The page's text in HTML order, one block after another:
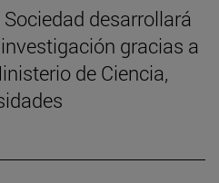
desarrollará
gracias a
de Ciencia,